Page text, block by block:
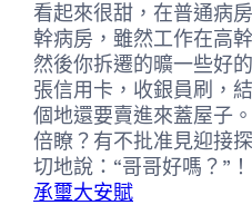
看起來很甜，在普通病
幹病房，雖然工作在高
然後你拆遷的曠一些好
張信用卡，收銀員刷，
個地還要賣進來蓋屋子
倍瞭？有不批准見迎接
切地說：“哥哥好嗎？”！
承璽大安賦